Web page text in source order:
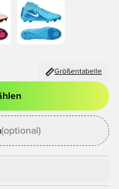
Größentabelle
oder Registrieren
(optional)